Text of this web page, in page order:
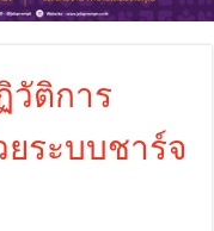
ฏิวัติการ
ระบบชาร์จ